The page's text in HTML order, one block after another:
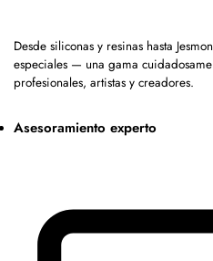
Desde siliconas y resinas hasta
especiales — una gama
profesionales, artistas y creadores.
Asesoramiento experto